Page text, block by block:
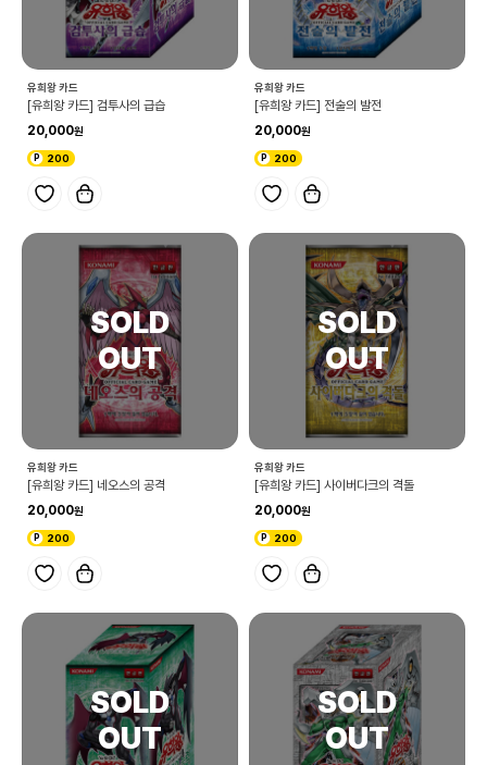
유희왕 카드
[유희왕 카드] 검투사의 급습
20,000
200
유희왕 카드
[유희왕 카드] 전술의 발전
20,000
200
유희왕 카드
[유희왕 카드] 네오스의 공격
20,000
200
유희왕 카드
[유희왕 카드] 사이버다크의 격돌
20,000
200